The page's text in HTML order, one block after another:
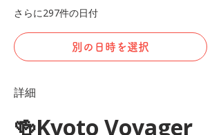
さらに297件の日付
別の日時を選択
詳細
🍻Kyoto Voyager